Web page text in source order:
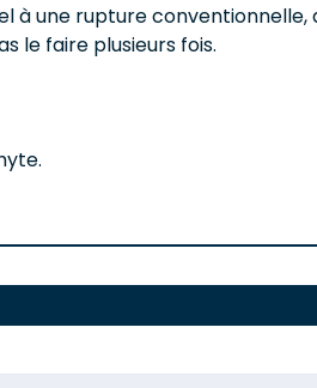
une rupture
le faire plusieurs fois.